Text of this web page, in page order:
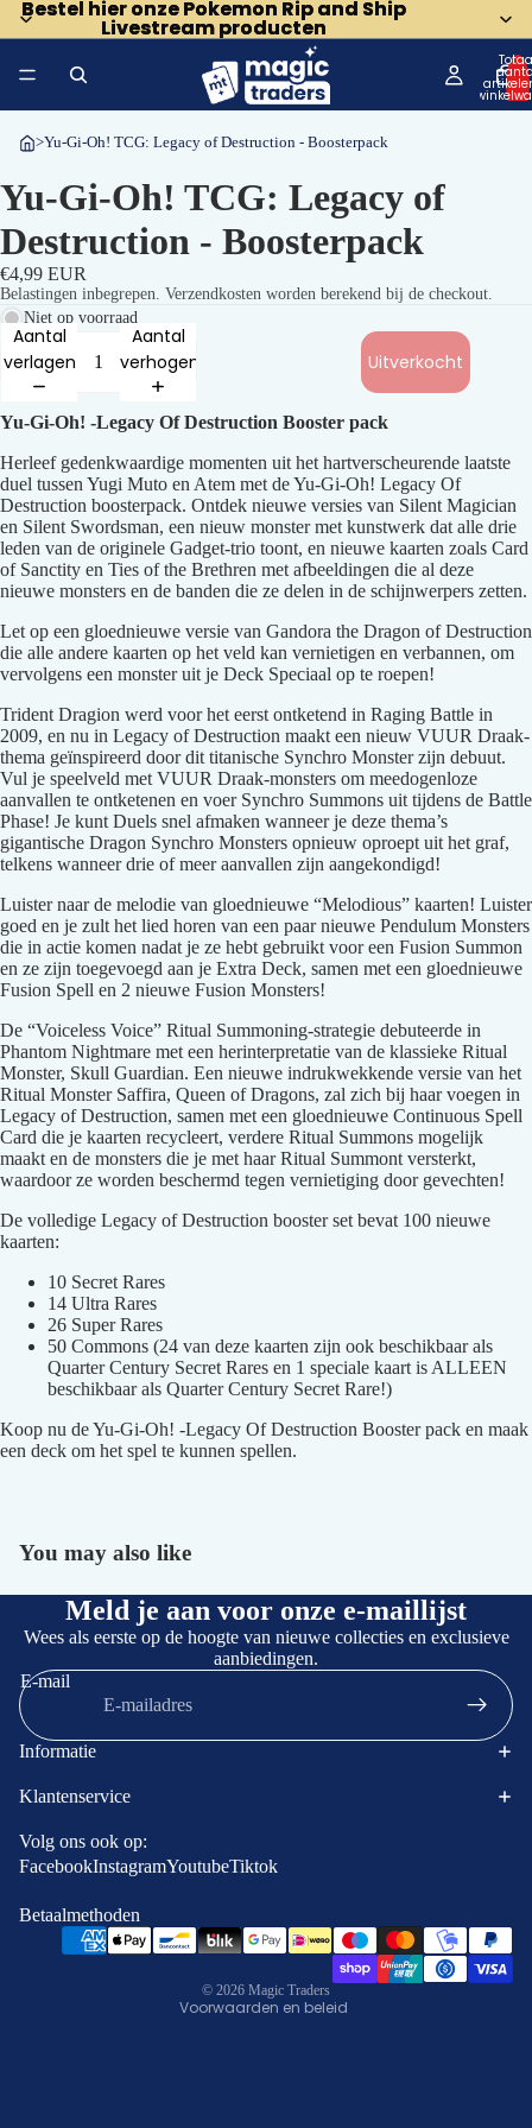
Bestel hier onze Pokemon Rip and Ship
Livestream producten
Bestel hier onze Pokemon Rip and Ship
Livestream producten
0
>Yu-Gi-Oh! TCG: Legacy of Destruction - Boosterpack
Afbeelding
openen
in
volledig
Yu-Gi-Oh! TCG: Legacy of
Destruction - Boosterpack
€4,99 EUR
Belastingen inbegrepen. Verzendkosten worden berekend bij de checkout.
Niet op voorraad
Aantal
verlagen
Aantal
verhogen
Uitverkocht
Yu-Gi-Oh! -Legacy Of Destruction Booster pack
Herleef gedenkwaardige momenten uit het hartverscheurende laatste
duel tussen Yugi Muto en Atem met de Yu-Gi-Oh! Legacy Of
Destruction boosterpack. Ontdek nieuwe versies van Silent Magician
en Silent Swordsman, een nieuw monster met kunstwerk dat alle drie
leden van de originele Gadget-trio toont, en nieuwe kaarten zoals Card
of Sanctity en Ties of the Brethren met afbeeldingen die al deze
nieuwe monsters en de banden die ze delen in de schijnwerpers zetten.
Let op een gloednieuwe versie van Gandora the Dragon of Destruction
die alle andere kaarten op het veld kan vernietigen en verbannen, om
vervolgens een monster uit je Deck Speciaal op te roepen!
Trident Dragion werd voor het eerst ontketend in Raging Battle in
2009, en nu in Legacy of Destruction maakt een nieuw VUUR Draak-
thema geïnspireerd door dit titanische Synchro Monster zijn debuut.
Vul je speelveld met VUUR Draak-monsters om meedogenloze
aanvallen te ontketenen en voer Synchro Summons uit tijdens de Battle
Phase! Je kunt Duels snel afmaken wanneer je deze thema’s
gigantische Dragon Synchro Monsters opnieuw oproept uit het graf,
telkens wanneer drie of meer aanvallen zijn aangekondigd!
Luister naar de melodie van gloednieuwe “Melodious” kaarten! Luister
goed en je zult het lied horen van een paar nieuwe Pendulum Monsters
die in actie komen nadat je ze hebt gebruikt voor een Fusion Summon
en ze zijn toegevoegd aan je Extra Deck, samen met een gloednieuwe
Fusion Spell en 2 nieuwe Fusion Monsters!
De “Voiceless Voice” Ritual Summoning-strategie debuteerde in
Phantom Nightmare met een herinterpretatie van de klassieke Ritual
Monster, Skull Guardian. Een nieuwe indrukwekkende versie van het
Ritual Monster Saffira, Queen of Dragons, zal zich bij haar voegen in
Legacy of Destruction, samen met een gloednieuwe Continuous Spell
Card die je kaarten recycleert, verdere Ritual Summons mogelijk
maakt en de monsters die je met haar Ritual Summont versterkt,
waardoor ze worden beschermd tegen vernietiging door gevechten!
De volledige Legacy of Destruction booster set bevat 100 nieuwe
kaarten:
10 Secret Rares
14 Ultra Rares
26 Super Rares
50 Commons (24 van deze kaarten zijn ook beschikbaar als
Quarter Century Secret Rares en 1 speciale kaart is ALLEEN
beschikbaar als Quarter Century Secret Rare!)
Koop nu de Yu-Gi-Oh! -Legacy Of Destruction Booster pack en maak
een deck om het spel te kunnen spellen.
You may also like
Meld je aan voor onze e-maillijst
Wees als eerste op de hoogte van nieuwe collecties en exclusieve
aanbiedingen.
E-mail
Informatie
Klantenservice
Volg ons ook op:
FacebookInstagramYoutubeTiktok
Betaalmethoden
© 2026 Magic Traders
Voorwaarden en beleid
Terugbetalingsbeleid
Contactgegevens
Privacybeleid
Verzendbeleid